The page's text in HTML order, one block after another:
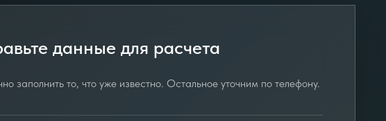
данные для расчета
заполнить то, что уже известно. Остальное уточним по телефону.